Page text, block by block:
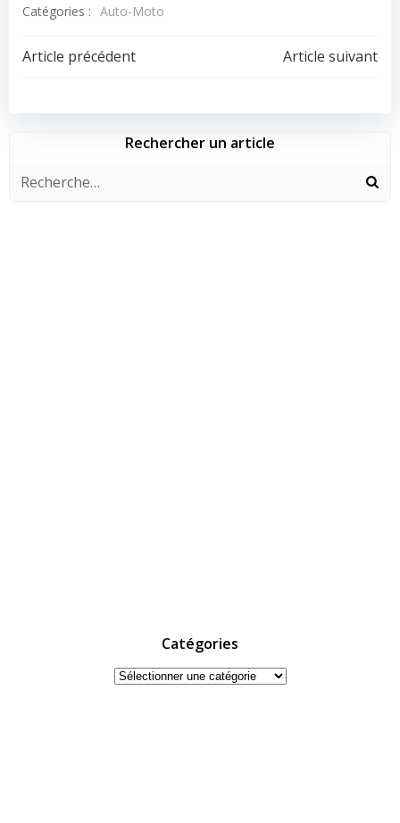
Catégories : Auto-Moto
Navigation
de
l’article
Article précédent
Navigation
de
l’article
Article suivant
Rechercher un article
Catégories
Catégories